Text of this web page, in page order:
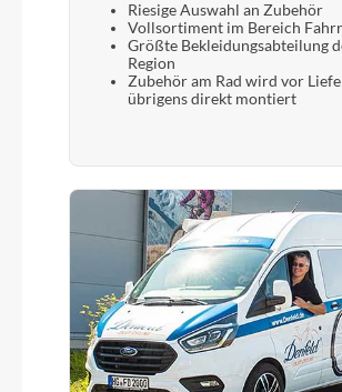
Riesige Auswahl an Zubehör
Vollsortiment im Bereich
Größte Bekleidungsabteilung
Region
Zubehör am Rad wird vor
übrigens direkt montiert